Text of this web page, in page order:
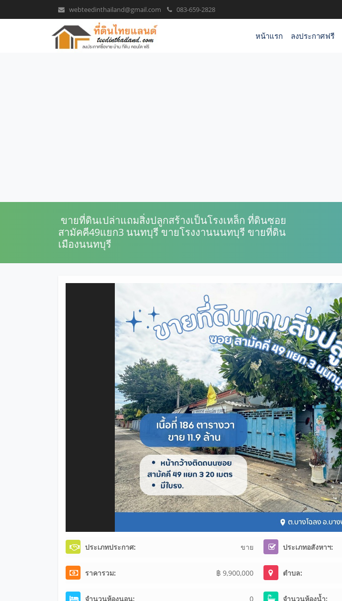
webteedinthailand@gmail.com 083-659-2828
หน้าแรก ลงประกาศฟรี
ขายที่ดินเปล่าแถมสิ่งปลูกสร้างเป็นโรงเหล็ก ที่ดินซอย
สามัคคี49แยก3 นนทบุรี ขายโรงงานนนทบุรี ขายที่ดิน
เมืองนนทบุรี
ประเภทประกาศ: ขาย ประเภทอสังหาฯ:
ราคารวม: ฿ 9,900,000 ตำบล:
จำนวนห้องนอน: 0 จำนวนห้องน้ำ: